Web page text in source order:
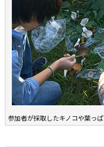
参加者が採取したキノコや葉っぱ